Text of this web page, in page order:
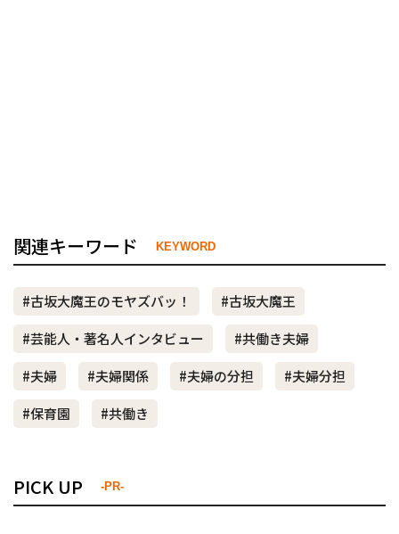
関連キーワード KEYWORD
#古坂大魔王のモヤズバッ！
#古坂大魔王
#芸能人・著名人インタビュー
#共働き夫婦
#夫婦
#夫婦関係 #夫婦の分担
#夫婦分担
#保育園
#共働き
PICK UP -PR-